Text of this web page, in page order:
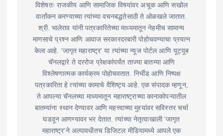
विशेषतः राजकीय आणि सामाजिक विषयांवर अचूक आणि सखोल
वार्तांकन करण्याच्या त्यांच्या वचनबद्धतेसाठी ते ओळखले जातात.
श्री. भालेराव यांनी पत्रकारितेच्या माध्यमातून नेहमीच सामान्य
माणसाचे प्रश्न आणि आवाज सरकारदरबारी पोहोचवण्याचा प्रयत्न
केला आहे. 'जागृत महाराष्ट्र' या त्यांच्या न्यूज पोर्टल आणि यूट्यूब
चॅनलद्वारे ते दररोज प्रेक्षकांपर्यंत ताज्या बातम्या आणि
विश्लेषणात्मक कार्यक्रम पोहोचवतात. निर्भीड आणि निष्पक्ष
पत्रकारिता हे त्यांच्या कामाचे वैशिष्ट्य आहे. एक संपादक म्हणून,
ते आपल्या चॅनलच्या माध्यमातून महाराष्ट्राच्या कानाकोपऱ्यातील
बातम्यांना स्थान देण्यावर आणि महत्त्वाच्या मुद्द्यांवर सविस्तर चर्चा
घडवून आणण्यावर भर देतात. त्यांच्या नेतृत्वाखाली 'जागृत
महाराष्ट्र'ने अल्पावधीतच डिजिटल मीडियामध्ये आपले एक